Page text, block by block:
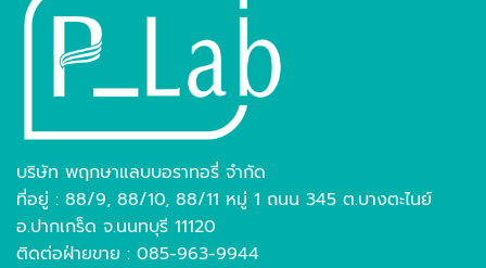
บริษัท พฤกษาแลบบอราทอรี่ จำกัด
ที่อยู่ : 88/9, 88/10, 88/11 หมู่ 1 ถนน 345 ต.บางตะไนย์
อ.ปากเกร็ด จ.นนทบุรี 11120
ติดต่อฝ่ายขาย : 085-963-9944